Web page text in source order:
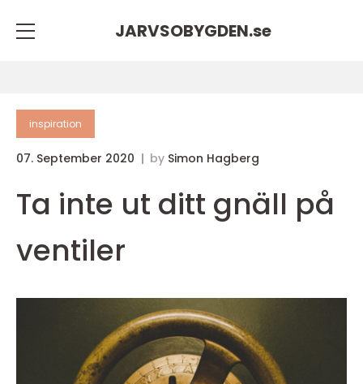
JARVSOBYGDEN.se
inspiration
07. September 2020 by Simon Hagberg
Ta inte ut ditt gnäll på
ventiler